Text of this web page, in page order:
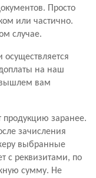
Просто
или частично.
случае.
на наш
вышлем вам
заранее.
зачисления
выбранные
с реквизитами, по
сумму. Не